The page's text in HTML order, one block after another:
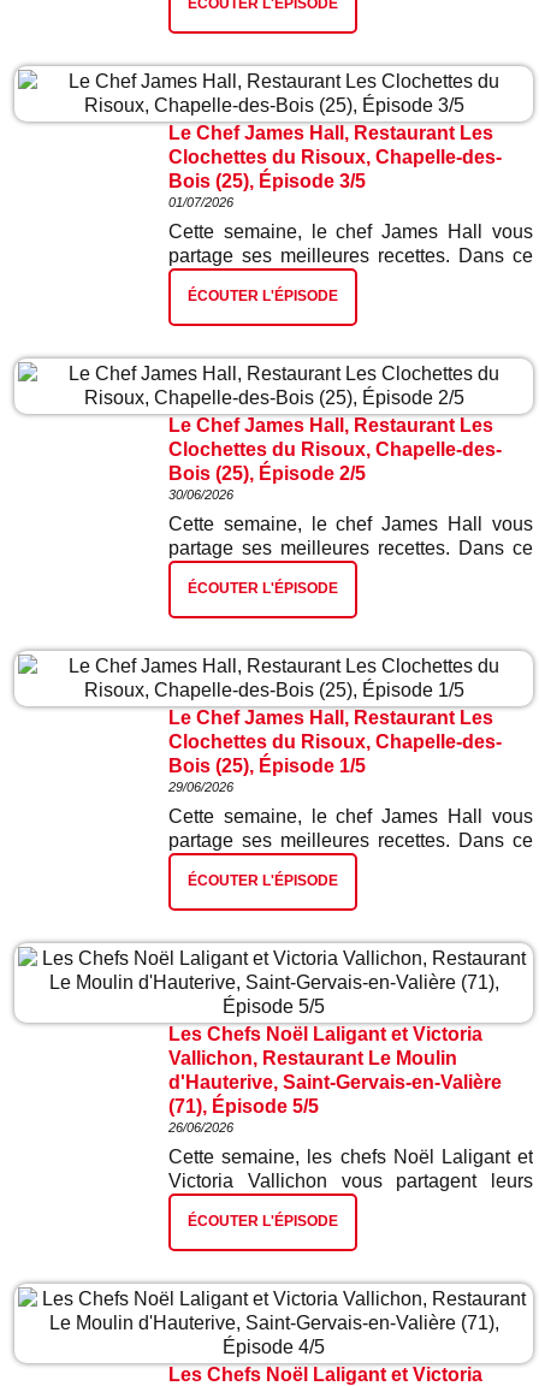
et épinards.
ÉCOUTER L'ÉPISODE
Le Chef James Hall, Restaurant Les
Clochettes du Risoux, Chapelle-des-
Bois (25), Épisode 3/5
01/07/2026
Cette semaine, le chef James Hall vous
partage ses meilleures recettes. Dans ce
troisième épisode : escalope de truite
gravelaxée et risotto aux écrevisses.
ÉCOUTER L'ÉPISODE
Le Chef James Hall, Restaurant Les
Clochettes du Risoux, Chapelle-des-
Bois (25), Épisode 2/5
30/06/2026
Cette semaine, le chef James Hall vous
partage ses meilleures recettes. Dans ce
deuxième épisode : tarte tatin d'oignons
rouges.
ÉCOUTER L'ÉPISODE
Le Chef James Hall, Restaurant Les
Clochettes du Risoux, Chapelle-des-
Bois (25), Épisode 1/5
29/06/2026
Cette semaine, le chef James Hall vous
partage ses meilleures recettes. Dans ce
premier épisode : blinis et mousse de truite
fumée.
ÉCOUTER L'ÉPISODE
Les Chefs Noël Laligant et Victoria
Vallichon, Restaurant Le Moulin
d'Hauterive, Saint-Gervais-en-Valière
(71), Épisode 5/5
26/06/2026
Cette semaine, les chefs Noël Laligant et
Victoria Vallichon vous partagent leurs
meilleures recettes. Dans ce cinquième et
dernier épisode : nougat glacé.
ÉCOUTER L'ÉPISODE
Les Chefs Noël Laligant et Victoria